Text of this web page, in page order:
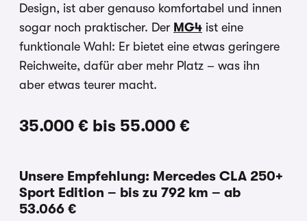
Design, ist aber genauso komfortabel und innen
sogar noch praktischer. Der MG4 ist eine
funktionale Wahl: Er bietet eine etwas geringere
Reichweite, dafür aber mehr Platz – was ihn
aber etwas teurer macht.
35.000 € bis 55.000 €
Unsere Empfehlung: Mercedes CLA 250+
Sport Edition – bis zu 792 km – ab
53.066 €